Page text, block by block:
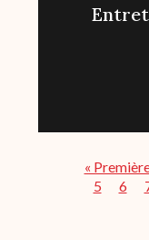
Pagination
Première
page
«
Page
5 6